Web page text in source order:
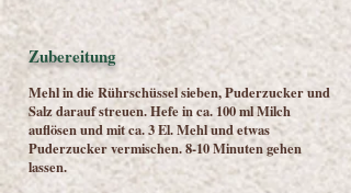
Zubereitung
Mehl in die Rührschüssel sieben, Puderzucker und
Salz darauf streuen. Hefe in ca. 100 ml Milch
auflösen und mit ca. 3 El. Mehl und etwas
Puderzucker vermischen. 8-10 Minuten gehen
lassen.